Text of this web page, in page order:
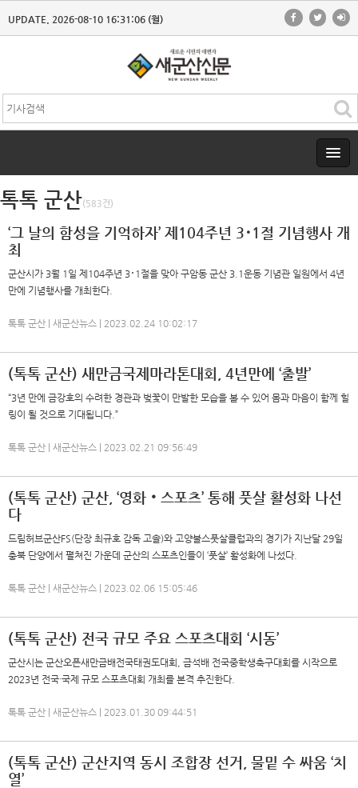
UPDATE. 2026-08-10 16:31:06 (월)
톡톡 군산(583건)
‘그 날의 함성을 기억하자’ 제104주년 3･1절 기념행사 개
최
군산시가 3월 1일 제104주년 3･1절을 맞아 구암동 군산 3.1운동 기념관 일원에서 4년
만에 기념행사를 개최한다.
톡톡 군산 | 새군산뉴스 | 2023.02.24 10:02:17
(톡톡 군산) 새만금국제마라톤대회, 4년만에 ‘출발’
“3년 만에 금강호의 수려한 경관과 벚꽃이 만발한 모습을 볼 수 있어 몸과 마음이 함께 힐
링이 될 것으로 기대됩니다.”
톡톡 군산 | 새군산뉴스 | 2023.02.21 09:56:49
(톡톡 군산) 군산, ‘영화‧스포츠’ 통해 풋살 활성화 나선
다
드림허브군산FS(단장 최규호 감독 고솔)와 고양불스풋살클럽과의 경기가 지난달 29일
충북 단양에서 펼쳐진 가운데 군산의 스포츠인들이 ‘풋살’ 활성화에 나섰다.
톡톡 군산 | 새군산뉴스 | 2023.02.06 15:05:46
(톡톡 군산) 전국 규모 주요 스포츠대회 ‘시동’
군산시는 군산오픈새만금배전국태권도대회, 금석배 전국중학생축구대회를 시작으로
2023년 전국·국제 규모 스포츠대회 개최를 본격 추진한다.
톡톡 군산 | 새군산뉴스 | 2023.01.30 09:44:51
(톡톡 군산) 군산지역 동시 조합장 선거, 물밑 수 싸움 ‘치
열’